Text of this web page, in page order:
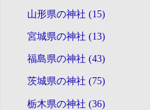
山形県の神社 (15)
宮城県の神社 (13)
福島県の神社 (43)
茨城県の神社 (75)
栃木県の神社 (36)